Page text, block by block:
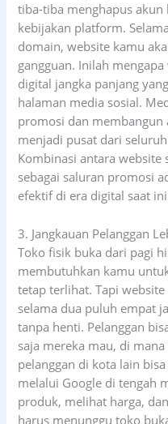
tiba-tiba menghapus
kebijakan platform.
domain, website kamu
gangguan. Inilah
digital jangka panjang
halaman media sosial.
promosi dan membangun
menjadi pusat dari
Kombinasi antara website
sebagai saluran promosi
efektif di era digital saat
3. Jangkauan Pelanggan
Toko fisik buka dari pagi
membutuhkan kamu
tetap terlihat. Tapi
selama dua puluh empat
tanpa henti. Pelanggan
saja mereka mau, di
pelanggan di kota lain
melalui Google di tengah
produk, melihat harga,
harus menunggu toko